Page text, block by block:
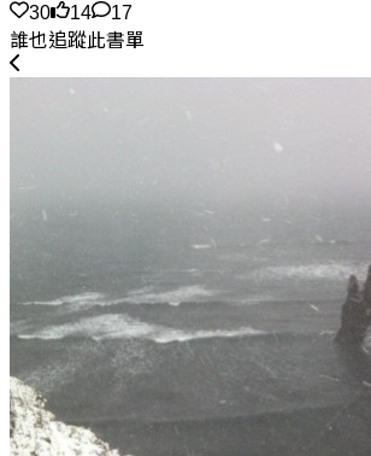
30
14
17
誰也追蹤此書單